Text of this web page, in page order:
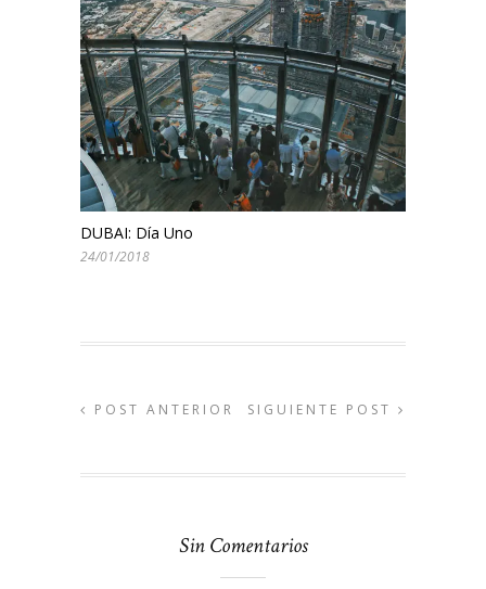
DUBAI: Día Uno
24/01/2018
POST ANTERIOR SIGUIENTE POST
Sin Comentarios